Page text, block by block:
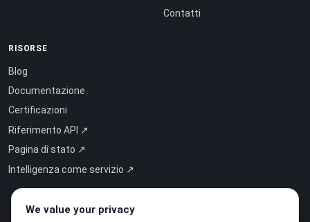
Contatti
RISORSE
Blog
Documentazione
Certificazioni
Riferimento API ↗
Pagina di stato ↗
Intelligenza come servizio ↗
We value your privacy